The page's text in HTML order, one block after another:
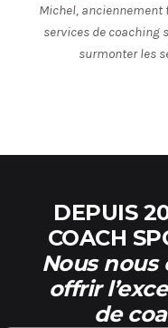
Michel,
services de coaching
surmonter les
DEPUIS
COACH
Nous nous
offrir
de